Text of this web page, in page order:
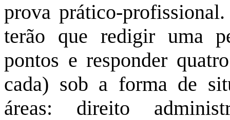
prova prático-
terão que redigir uma
pontos e responder
cada) sob a forma de
áreas: direito